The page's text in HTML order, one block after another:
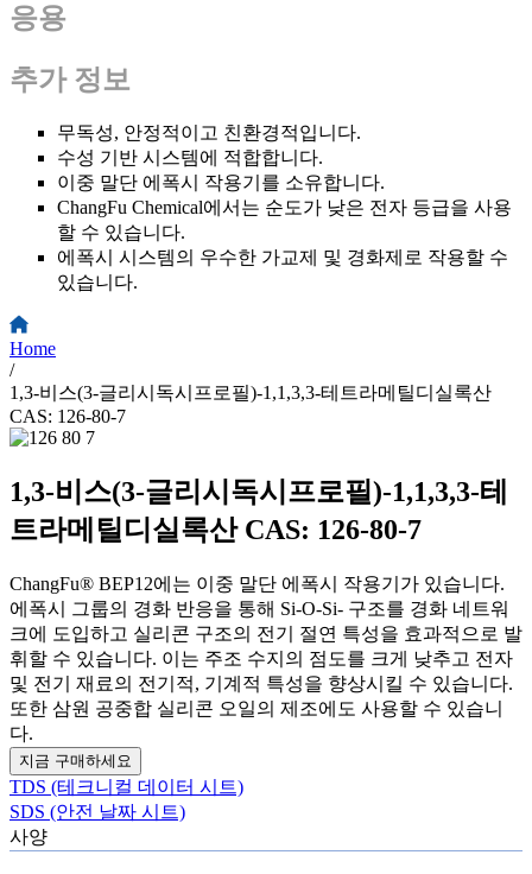
응용
추가 정보
무독성, 안정적이고 친환경적입니다.
수성 기반 시스템에 적합합니다.
이중 말단 에폭시 작용기를 소유합니다.
ChangFu Chemical에서는 순도가 낮은 전자 등급을 사용
할 수 있습니다.
에폭시 시스템의 우수한 가교제 및 경화제로 작용할 수
있습니다.
Home
/
1,3-비스(3-글리시독시프로필)-1,1,3,3-테트라메틸디실록산
CAS: 126-80-7
1,3-비스(3-글리시독시프로필)-1,1,3,3-테
트라메틸디실록산 CAS: 126-80-7
ChangFu® BEP12에는 이중 말단 에폭시 작용기가 있습니다.
에폭시 그룹의 경화 반응을 통해 Si-O-Si- 구조를 경화 네트워
크에 도입하고 실리콘 구조의 전기 절연 특성을 효과적으로 발
휘할 수 있습니다. 이는 주조 수지의 점도를 크게 낮추고 전자
및 전기 재료의 전기적, 기계적 특성을 향상시킬 수 있습니다.
또한 삼원 공중합 실리콘 오일의 제조에도 사용할 수 있습니
다.
지금 구매하세요
TDS (테크니컬 데이터 시트)
SDS (안전 날짜 시트)
사양